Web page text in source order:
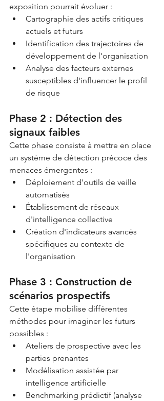
exposition pourrait évoluer :
Cartographie des actifs critiques
actuels et futurs
Identification des trajectoires de
développement de l'organisation
Analyse des facteurs externes
susceptibles d'influencer le profil
de risque
Phase 2 : Détection des
signaux faibles
Cette phase consiste à mettre en place
un système de détection précoce des
menaces émergentes :
Déploiement d'outils de veille
automatisés
Établissement de réseaux
d'intelligence collective
Création d'indicateurs avancés
spécifiques au contexte de
l'organisation
Phase 3 : Construction de
scénarios prospectifs
Cette étape mobilise différentes
méthodes pour imaginer les futurs
possibles :
Ateliers de prospective avec les
parties prenantes
Modélisation assistée par
intelligence artificielle
Benchmarking prédictif (analyse